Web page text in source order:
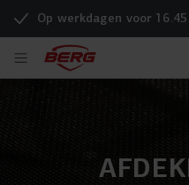
Op werkdagen voor